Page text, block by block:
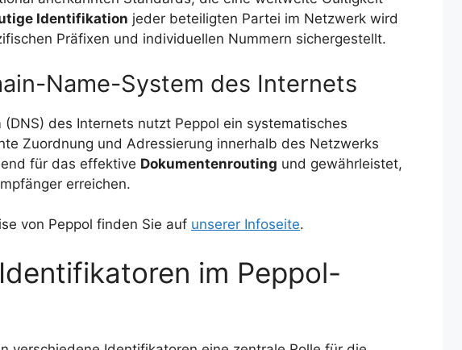
Identifikation jeder beteiligten Partei im Netzwerk wird
Präfixen und individuellen Nummern sichergestellt.
Name-System des Internets
des Internets nutzt Peppol ein systematisches
Zuordnung und Adressierung innerhalb des Netzwerks
für das effektive Dokumentenrouting und gewährleistet,
erreichen.
von Peppol finden Sie auf unserer Infoseite.
im Peppol-